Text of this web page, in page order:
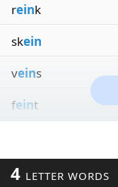
reink
skein
veins
feint
4 LETTER WORDS